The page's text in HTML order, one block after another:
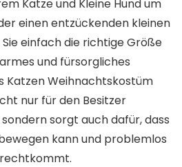
Katze und Kleine Hund um
einen entzückenden kleinen
einfach die richtige Größe
und fürsorgliches
Katzen Weihnachtskostüm
nur für den Besitzer
sorgt auch dafür, dass
kann und problemlos